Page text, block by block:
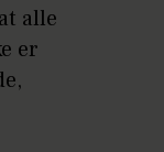
alle
er